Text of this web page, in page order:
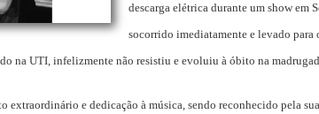
descarga elétrica durante um show em
socorrido imediatamente e levado
na UTI, infelizmente não resistiu e evoluiu à óbito na
extraordinário e dedicação à música, sendo reconhecido pela